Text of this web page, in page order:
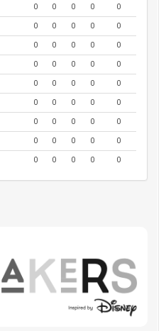
0 0 0 0
0
0 0 0 0
0
0 0 0 0
0
0 0 0 0
0
0 0 0 0
0
0 0 0 0
0
0 0 0 0
0
0 0 0 0
0
0 0 0 0 0